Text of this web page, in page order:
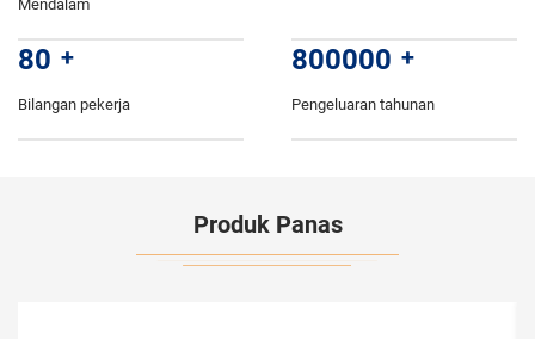
Mendalam
80 +
Bilangan pekerja
800000 +
Pengeluaran tahunan
Produk Panas